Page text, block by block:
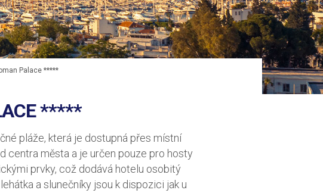
Palace *****
*****
pláže, která je dostupná přes místní
centra města a je určen pouze pro hosty
prvky, což dodává hotelu osobitý
a slunečníky jsou k dispozici jak u